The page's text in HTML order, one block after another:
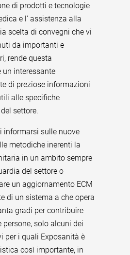
di prodotti e tecnologie
e l' assistenza alla
scelta di convegni che vi
da importanti e
rende questa
interessante
di preziose informazioni
alle specifiche
settore.
informarsi sulle nuove
metodiche inerenti la
in un ambito sempre
del settore o
un aggiornamento ECM
di un sistema a che opera
gradi per contribuire
persone, solo alcuni dei
per i quali Exposanità è
così importante, in